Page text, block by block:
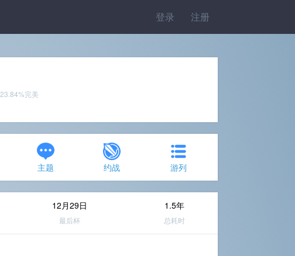
登录 注册
23.84%完美
主题 约战 游列
12月29日
最后杯
1.5年
总耗时